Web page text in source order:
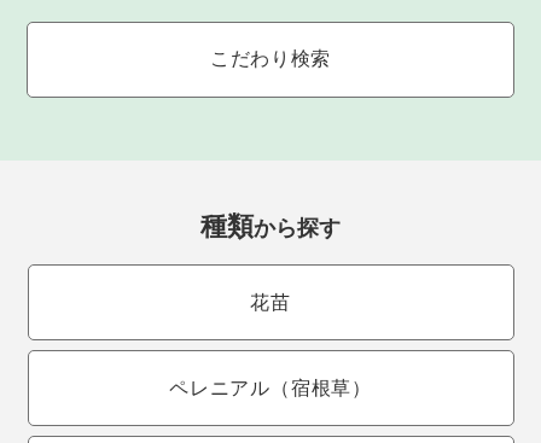
こだわり検索
種類から探す
花苗
ペレニアル （宿根草）